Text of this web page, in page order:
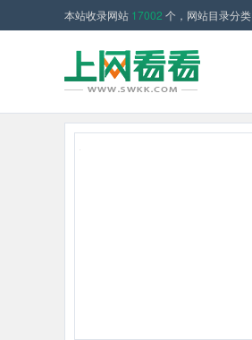
本站收录网站 17002 个，网站目录分类